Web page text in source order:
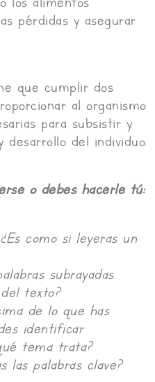
pérdidas y asegurar
que cumplir dos
al organismo
para subsistir y
del individuo.
o debes hacerle tú:
como si leyeras un
subrayadas
texto?
de lo que has
identificar
tema trata?
las palabras clave?